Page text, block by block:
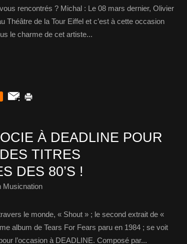
rencontrés ? Michal : Le 08 mars dernier, Olivier
Théâtre de la Tour Eiffel et c’est à cette occasion
le charme de cet artiste...
À DEADLINE POUR
TITRES
DES 80’S !
Musicnation
le monde, « Shout » ; le second extrait de «
album de Tears For Fears paru en 1984 ; se voit
l’occasion à DEADLINE. Composé par...